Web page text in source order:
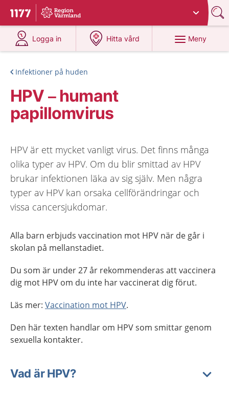
Till startsidan för 1177
Du har valt region
Logga in
på 1177.se
Hitta vård
på 1177.se
Meny
Infektioner på huden
HPV – humant
papillomvirus
HPV är ett mycket vanligt virus. Det finns många
olika typer av HPV. Om du blir smittad av HPV
brukar infektionen läka av sig själv. Men några
typer av HPV kan orsaka cellförändringar och
vissa cancersjukdomar.
Alla barn erbjuds vaccination mot HPV när de går i
skolan på mellanstadiet.
Du som är under 27 år rekommenderas att vaccinera
dig mot HPV om du inte har vaccinerat dig förut.
Läs mer: Vaccination mot HPV.
Den här texten handlar om HPV som smittar genom
sexuella kontakter.
Vad är HPV?